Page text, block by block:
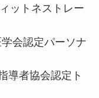
ットネストレー
会認定パーソナ
導者協会認定ト